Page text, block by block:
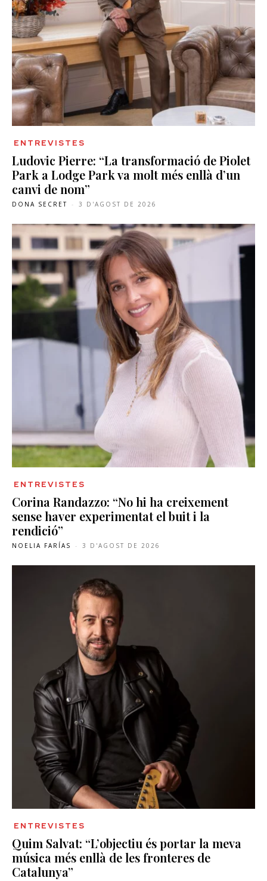
ENTREVISTES
Ludovic Pierre: “La transformació de Piolet
Park a Lodge Park va molt més enllà d’un
canvi de nom”
DONA SECRET - 3 D'AGOST DE 2026
ENTREVISTES
Corina Randazzo: “No hi ha creixement
sense haver experimentat el buit i la
rendició”
NOELIA FARÍAS - 3 D'AGOST DE 2026
ENTREVISTES
Quim Salvat: “L’objectiu és portar la meva
música més enllà de les fronteres de
Catalunya”